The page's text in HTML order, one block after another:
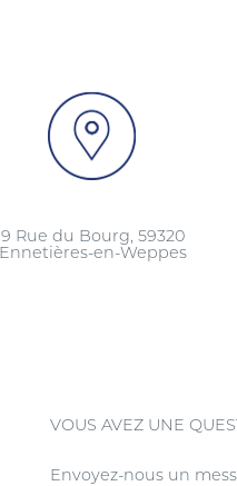
9 Rue du Bourg, 59320
Ennetières-en-Weppes
VOUS AVEZ UNE
Envoyez-nous un